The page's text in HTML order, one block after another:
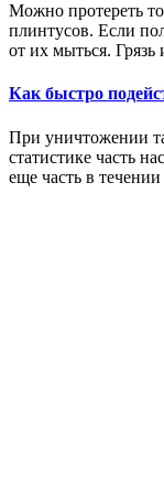
Можно протереть
плинтусов. Если
от их мыться.
Как быстро
При уничтожении
статистике часть
еще часть в